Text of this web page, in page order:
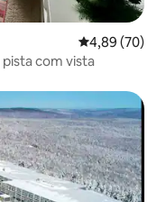
4,89 de uma
4,89 (70)
com vista